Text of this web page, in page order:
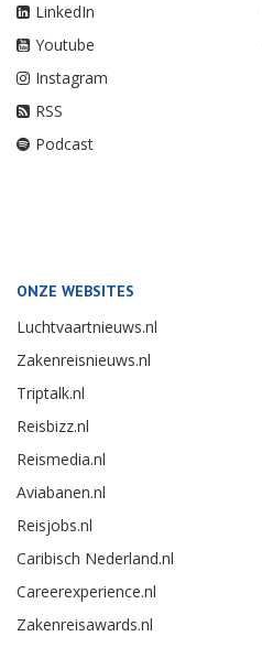
LinkedIn
Youtube
Instagram
RSS
Podcast
ONZE WEBSITES
Luchtvaartnieuws.nl
Zakenreisnieuws.nl
Triptalk.nl
Reisbizz.nl
Reismedia.nl
Aviabanen.nl
Reisjobs.nl
Caribisch Nederland.nl
Careerexperience.nl
Zakenreisawards.nl